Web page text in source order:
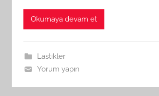
Okumaya devam et
Lastikler
Yorum yapın